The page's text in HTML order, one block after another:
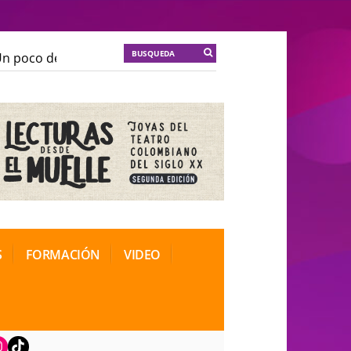
poco de locura para la cordura
de Teatro Rosa
FORMACIÓN VIDEO
TikTok